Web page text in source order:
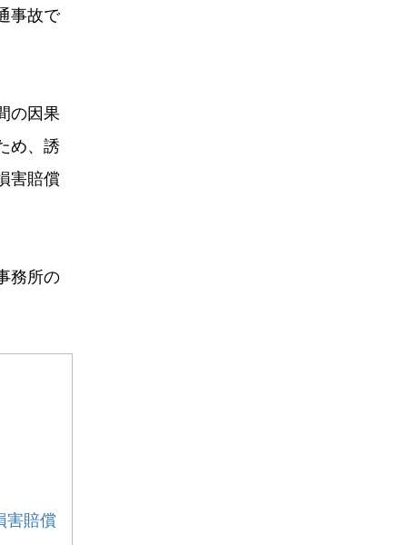
事故で
の因果
め、誘
害賠償
務所の
害賠償